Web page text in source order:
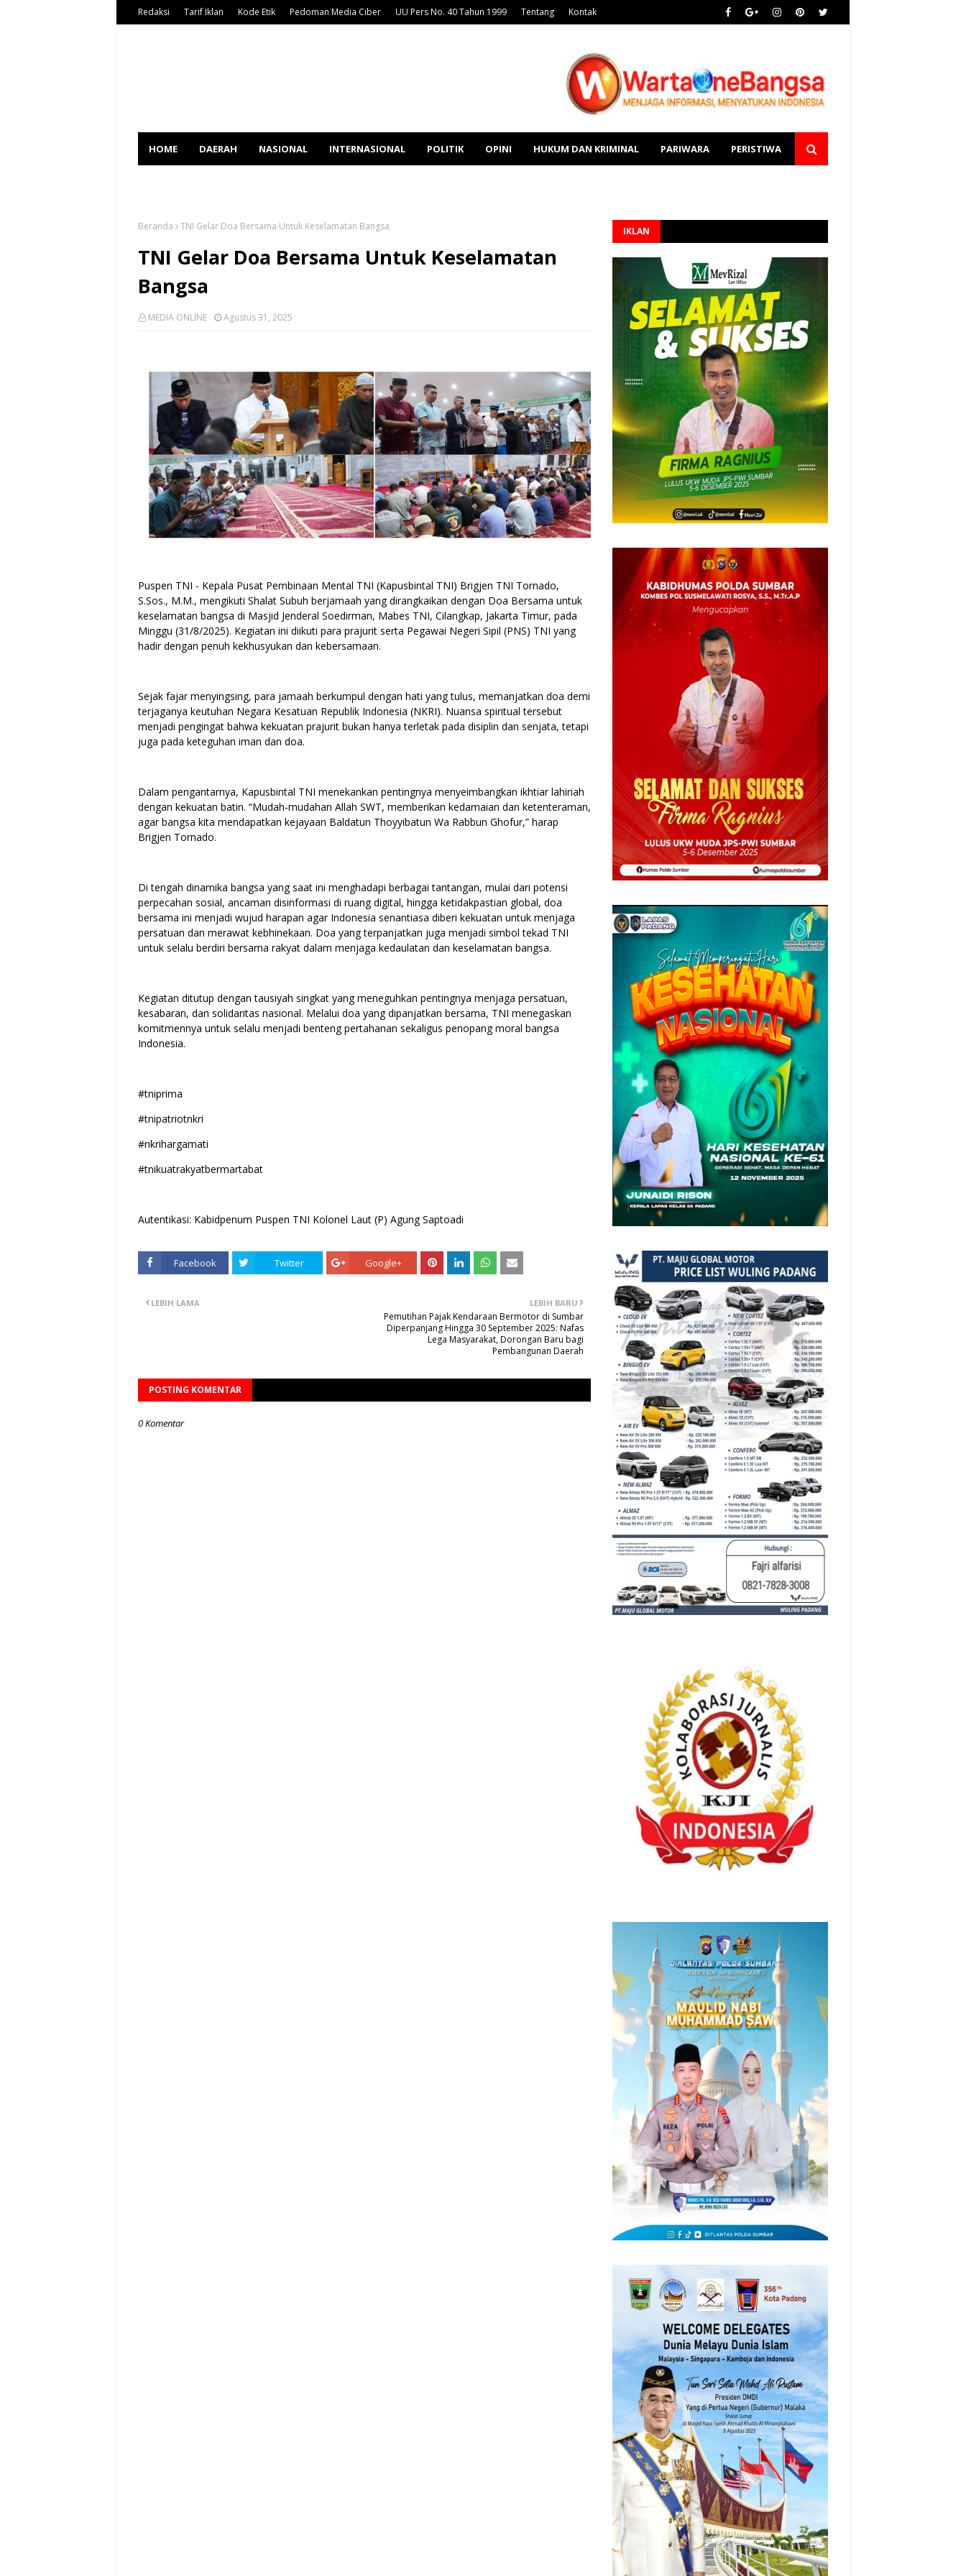
Redaksi Tarif Iklan Kode Etik Pedoman Media Ciber UU Pers No. 40 Tahun 1999 Tentang Kontak
HOME DAERAH NASIONAL INTERNASIONAL POLITIK OPINI HUKUM DAN KRIMINAL PARIWARA PERISTIWA
Beranda TNI Gelar Doa Bersama Untuk Keselamatan Bangsa
TNI Gelar Doa Bersama Untuk Keselamatan
Bangsa
MEDIA ONLINE Agustus 31, 2025
Puspen TNI - Kepala Pusat Pembinaan Mental TNI (Kapusbintal TNI) Brigjen TNI Tornado,
S.Sos., M.M., mengikuti Shalat Subuh berjamaah yang dirangkaikan dengan Doa Bersama untuk
keselamatan bangsa di Masjid Jenderal Soedirman, Mabes TNI, Cilangkap, Jakarta Timur, pada
Minggu (31/8/2025). Kegiatan ini diikuti para prajurit serta Pegawai Negeri Sipil (PNS) TNI yang
hadir dengan penuh kekhusyukan dan kebersamaan.
Sejak fajar menyingsing, para jamaah berkumpul dengan hati yang tulus, memanjatkan doa demi
terjaganya keutuhan Negara Kesatuan Republik Indonesia (NKRI). Nuansa spiritual tersebut
menjadi pengingat bahwa kekuatan prajurit bukan hanya terletak pada disiplin dan senjata, tetapi
juga pada keteguhan iman dan doa.
Dalam pengantarnya, Kapusbintal TNI menekankan pentingnya menyeimbangkan ikhtiar lahiriah
dengan kekuatan batin. “Mudah-mudahan Allah SWT, memberikan kedamaian dan ketenteraman,
agar bangsa kita mendapatkan kejayaan Baldatun Thoyyibatun Wa Rabbun Ghofur,” harap
Brigjen Tornado.
Di tengah dinamika bangsa yang saat ini menghadapi berbagai tantangan, mulai dari potensi
perpecahan sosial, ancaman disinformasi di ruang digital, hingga ketidakpastian global, doa
bersama ini menjadi wujud harapan agar Indonesia senantiasa diberi kekuatan untuk menjaga
persatuan dan merawat kebhinekaan. Doa yang terpanjatkan juga menjadi simbol tekad TNI
untuk selalu berdiri bersama rakyat dalam menjaga kedaulatan dan keselamatan bangsa.
Kegiatan ditutup dengan tausiyah singkat yang meneguhkan pentingnya menjaga persatuan,
kesabaran, dan solidaritas nasional. Melalui doa yang dipanjatkan bersama, TNI menegaskan
komitmennya untuk selalu menjadi benteng pertahanan sekaligus penopang moral bangsa
Indonesia.
#tniprima
#tnipatriotnkri
#nkrihargamati
#tnikuatrakyatbermartabat
Autentikasi: Kabidpenum Puspen TNI Kolonel Laut (P) Agung Saptoadi
Facebook Twitter Google+
LEBIH BARU
Pemutihan Pajak Kendaraan Bermotor di Sumbar
Diperpanjang Hingga 30 September 2025: Nafas
Lega Masyarakat, Dorongan Baru bagi
Pembangunan Daerah
LEBIH LAMA
POSTING KOMENTAR
0 Komentar
IKLAN